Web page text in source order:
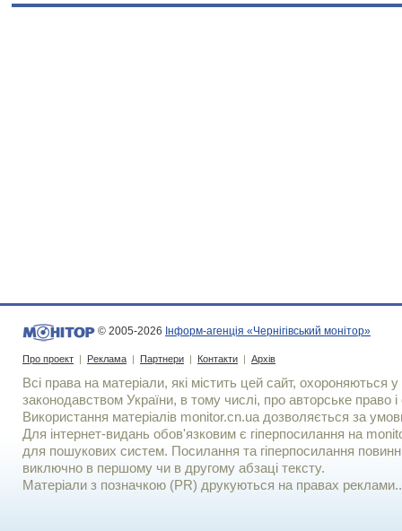
© 2005-2026 Інформ-агенція «Чернігівський монітор»
Про проект | Реклама | Партнери | Контакти | Архів
Всі права на матеріали, які містить цей сайт, охороняються у
законодавством України, в тому числі, про авторське право і
Використання матерiалiв monitor.cn.ua дозволяється за
Для iнтернет-видань обов'язковим є гiперпосилання на
для пошукових систем. Посилання та гіперпосилання
виключно в першому чи в другому абзаці тексту.
Матеріали з позначкою (PR) друкуються на правах реклами..